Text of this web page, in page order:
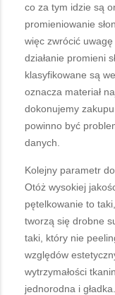
co za tym idzie są
promieniowanie
więc zwrócić
działanie promieni
klasyfikowane są
oznacza materiał
dokonujemy
powinno być
danych.
Kolejny parametr
Otóż wysokiej
pętelkowanie to
tworzą się drobne
taki, który nie
względów
wytrzymałości
jednorodna i